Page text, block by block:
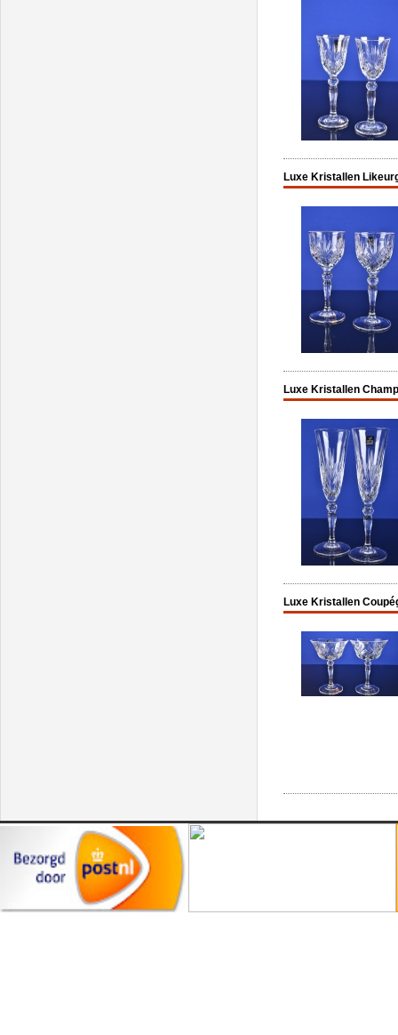
Luxe Kristallen
Luxe Kristallen
Luxe Kristallen